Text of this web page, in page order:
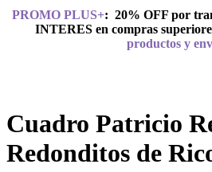
PROMO PLUS+: 20% OFF por
INTERES en compras
productos y
Cuadro Patricio
Redonditos de